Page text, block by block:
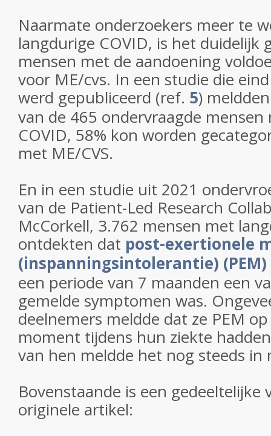
Naarmate onderzoekers meer te
langdurige COVID, is het duidelijk
mensen met de aandoening
voor ME/cvs. In een studie die
werd gepubliceerd (ref. 5)
van de 465 ondervraagde
COVID, 58% kon worden
met ME/CVS.
En in een studie uit 2021
van de Patient-Led Research
McCorkell, 3.762 mensen met
ontdekten dat post-exertionele
(inspanningsintolerantie) (PEM)
een periode van 7 maanden een
gemelde symptomen was.
deelnemers meldde dat ze PEM
moment tijdens hun ziekte
van hen meldde het nog steeds in
Bovenstaande is een gedeeltelijke
originele artikel: